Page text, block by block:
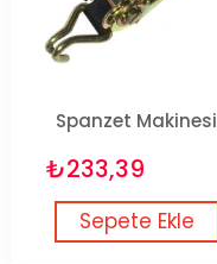
Spanzet Makinesi
₺233,39
Sepete Ekle